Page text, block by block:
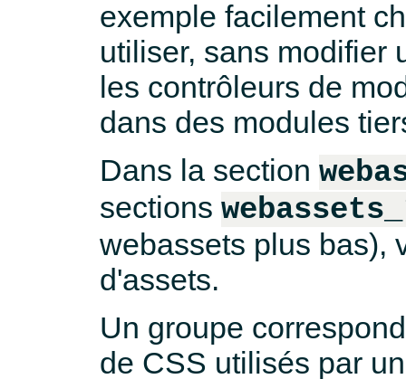
exemple facilement
utiliser, sans modifier
les contrôleurs de
dans des modules
Dans la section
sections
webassets plus bas),
d'assets.
Un groupe
de CSS utilisés par